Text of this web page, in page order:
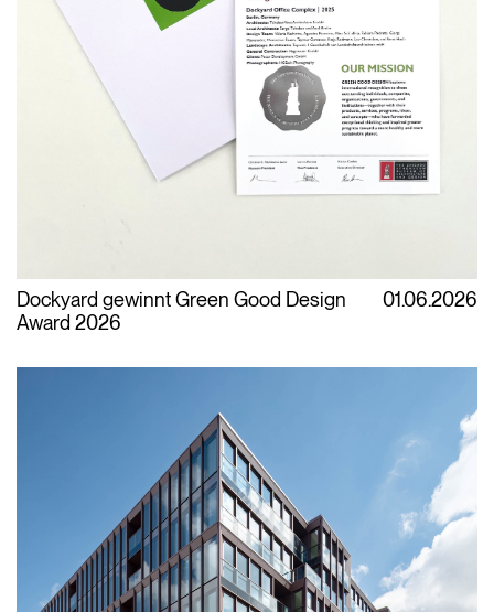
Dockyard gewinnt Green Good Design
Award 2026
01.06.2026